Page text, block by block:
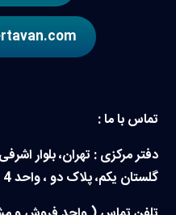
تماس با ما :
دفتر مرکزی : تهران، بلوار
گلستان یکم، پلاک دو ، واحد 4